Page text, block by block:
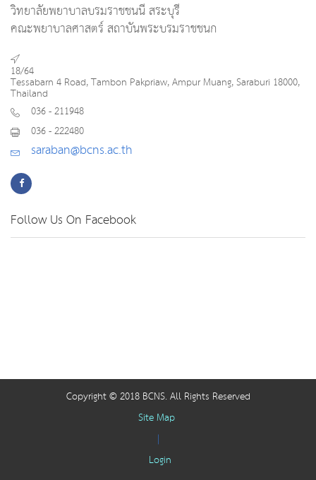
วิทยาลัยพยาบาลบรมราชชนนี สระบุรี
คณะพยาบาลศาสตร์ สถาบันพระบรมราชชนก
18/64
Tessabarn 4 Road, Tambon Pakpriaw, Ampur Muang, Saraburi 18000,
Thailand
036 - 211948
036 - 222480
saraban@bcns.ac.th
Follow Us On Facebook
Copyright © 2018 BCNS. All Rights Reserved
Site Map
|
Login